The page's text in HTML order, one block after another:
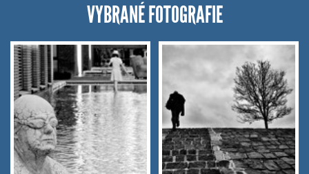
VYBRANÉ FOTOGRAFIE